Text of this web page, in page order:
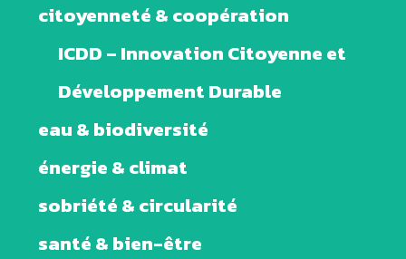
citoyenneté & coopération
ICDD – Innovation Citoyenne et
Développement Durable
eau & biodiversité
énergie & climat
sobriété & circularité
santé & bien-être